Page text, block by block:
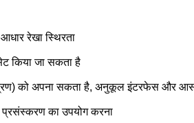
रेखा स्थिरता
किया जा सकता है
को अपना सकता है, अनुकूल इंटरफेस और
प्रसंस्करण का उपयोग करना